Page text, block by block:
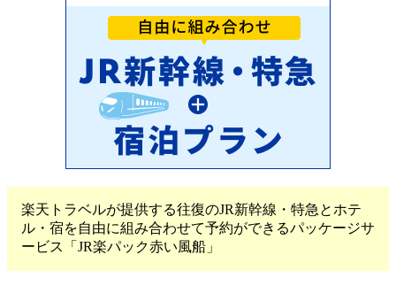
楽天トラベルが提供する往復のJR新幹線・特急とホテ
ル・宿を自由に組み合わせて予約ができるパッケージサ
ービス「JR楽パック赤い風船」